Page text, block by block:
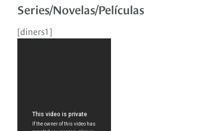
Series/Novelas/Películas
[diners1]